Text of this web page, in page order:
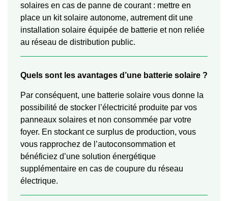
solaires en cas de panne de courant : mettre en
place un kit solaire autonome, autrement dit une
installation solaire équipée de batterie et non reliée
au réseau de distribution public.
Quels sont les avantages d’une batterie solaire ?
Par conséquent, une batterie solaire vous donne la
possibilité de stocker l’électricité produite par vos
panneaux solaires et non consommée par votre
foyer. En stockant ce surplus de production, vous
vous rapprochez de l’autoconsommation et
bénéficiez d’une solution énergétique
supplémentaire en cas de coupure du réseau
électrique.